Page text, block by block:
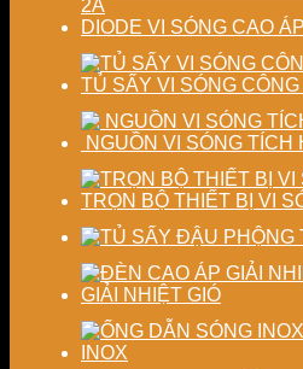
DIODE VI SÓNG CAO
TỦ SẤY VI SÓNG
NGUỒN VI SÓNG
TRỌN BỘ THIẾT BỊ VI
GIẢI NHIỆT GIÓ
INOX